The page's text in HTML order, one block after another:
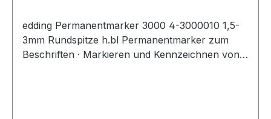
edding Permanentmarker 3000 4-3000010 1,5-
3mm Rundspitze h.bl Permanentmarker zum
Beschriften · Markieren und Kennzeichnen von